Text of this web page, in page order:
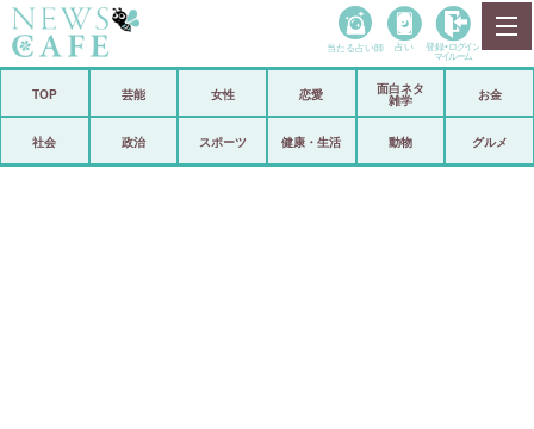
政治
当たる占い師 占い 登録• ログイン
マイルーム
TOP 芸能 女性 恋愛
面白ネタ
雑学
お金
社会 政治 スポーツ 健康・生活 動物 グルメ